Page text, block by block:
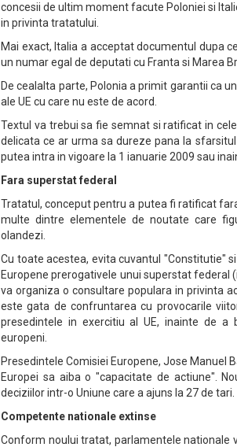
concesii de ultim moment facute Poloniei si
in privinta tratatului.
Mai exact, Italia a acceptat documentul dupa
un numar egal de deputati cu Franta si Marea
De cealalta parte, Polonia a primit garantii ca
ale UE cu care nu este de acord.
Textul va trebui sa fie semnat si ratificat in
delicata ce ar urma sa dureze pana la
putea intra in vigoare la 1 ianuarie 2009 sau
Fara superstat federal
Tratatul, conceput pentru a putea fi ratificat
multe dintre elementele de noutate care
olandezi.
Cu toate acestea, evita cuvantul "Constitutie"
Europene prerogativele unui superstat federal
va organiza o consultare populara in privinta
este gata de confruntarea cu provocarile
presedintele in exercitiu al UE, inainte de
europeni.
Presedintele Comisiei Europene, Jose Manuel
Europei sa aiba o "capacitate de actiune".
deciziilor intr-o Uniune care a ajuns la 27 de tari.
Competente nationale extinse
Conform noului tratat, parlamentele nationale